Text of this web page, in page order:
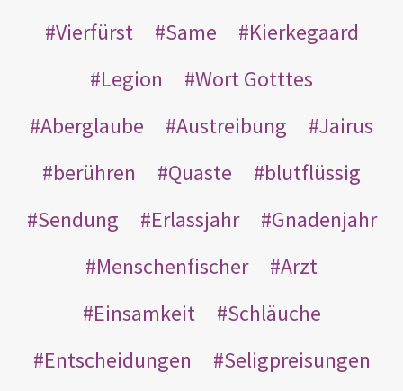
Vierfürst
Same
Kierkegaard
Legion
Wort Gotttes
Aberglaube
Austreibung
Jairus
berühren
Quaste
blutflüssig
Sendung
Erlassjahr
Gnadenjahr
Menschenfischer
Arzt
Einsamkeit
Schläuche
Entscheidungen
Seligpreisungen